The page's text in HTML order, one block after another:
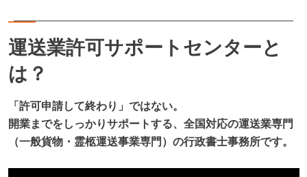
運送業許可サポートセンターと
は？
「許可申請して終わり」ではない。
開業までをしっかりサポートする、全国対応の運送業専門
（一般貨物・霊柩運送事業専門）の行政書士事務所です。